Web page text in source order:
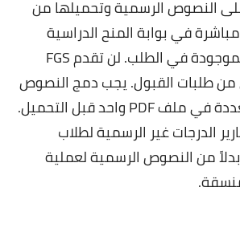
النصوص الرسمية وتحميلها من
في بوابة المنح الدراسية
حسب التعليمات الموجودة في الطلب. لن تقدم FGS
طلبات القبول. يجب دمج النصوص
من مؤسسات متعددة في ملف PDF واحد قبل التحميل.
الدرجات غير الرسمية لطلاب
من النصوص الرسمية لعملية